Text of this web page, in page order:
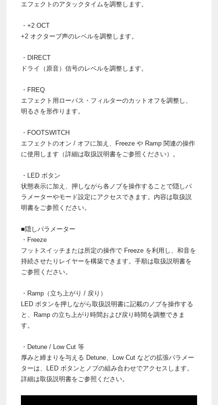
エフェクトのアタックタイムを調整します。
・+2 OCT
+2 オクターブ声のレベルを調整します。
・DIRECT
ドライ（原音）信号のレベルを調整します。
・FREQ
エフェクト用ローパス・フィルターのカットオフを調整し、
明るさを形作ります。
・FOOTSWITCH
エフェクトのオン / オフに加え、Freeze や Ramp 関連の操作
に使用します（詳細は取扱説明書をご参照ください）。
・LED ボタン
状態表示に加え、押しながら各ノブを操作することで隠しパ
ラメーターやモード設定にアクセスできます。内容は取扱説
明書をご参照ください。
■隠しパラメーター
・Freeze
フットスイッチまたは所定の操作で Freeze を利用し、和音を
持続させたりレイヤーを構築できます。手順は取扱説明書を
ご参照ください。
・Ramp（立ち上がり / 戻り）
LED ボタンを押しながら取扱説明書に記載のノブを操作する
と、Ramp の立ち上がり時間および戻り時間を調整できま
す。
・Detune / Low Cut 等
厚みと締まりを与える Detune、Low Cut などの拡張パラメー
ターは、LED ボタンとノブの組み合わせでアクセスします。
詳細は取扱説明書をご参照ください。